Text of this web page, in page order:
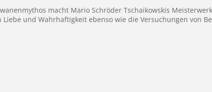
macht Mario Schröder Tschaikowskis
und Wahrhaftigkeit ebenso wie die Ver­suchungen von